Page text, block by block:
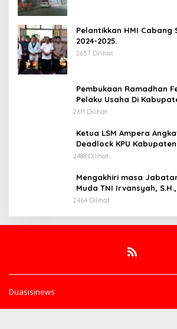
Pelantikkan HMI Cabang
2024-2025.
2657 Dilihat
Pembukaan Ramadhan
Pelaku Usaha Di
2611 Dilihat
Ketua LSM Ampera
Deadlock KPU
2488 Dilihat
Mengakhiri masa
Muda TNI Irvansyah, S.H.,
Pesannya.
2464 Dilihat
Duasisinews